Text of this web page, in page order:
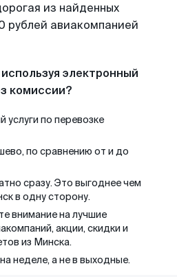
из найденных
рублей авиакомпанией
электронный
комиссии?
услуги по перевозке
по сравнению от и до
сразу. Это выгоднее чем
в одну сторону.
внимание на лучшие
акции, скидки и
из Минска.
неделе, а не в выходные.